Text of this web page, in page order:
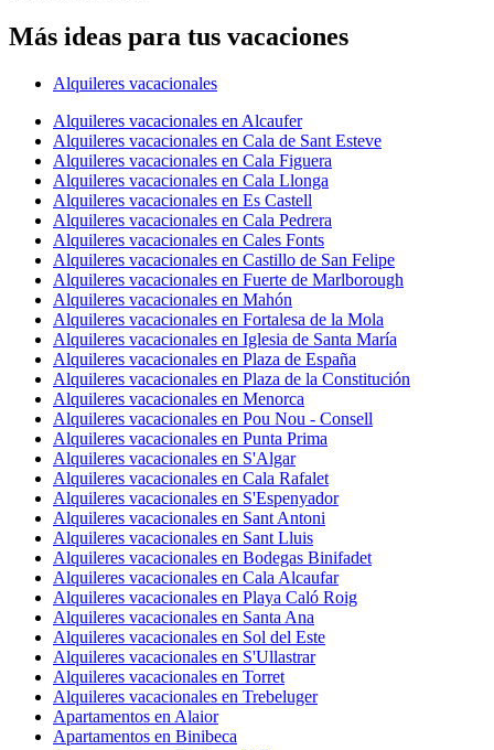
Más ideas para tus vacaciones
Alquileres vacacionales
Alquileres vacacionales en Alcaufer
Alquileres vacacionales en Cala de Sant Esteve
Alquileres vacacionales en Cala Figuera
Alquileres vacacionales en Cala Llonga
Alquileres vacacionales en Es Castell
Alquileres vacacionales en Cala Pedrera
Alquileres vacacionales en Cales Fonts
Alquileres vacacionales en Castillo de San Felipe
Alquileres vacacionales en Fuerte de Marlborough
Alquileres vacacionales en Mahón
Alquileres vacacionales en Fortalesa de la Mola
Alquileres vacacionales en Iglesia de Santa María
Alquileres vacacionales en Plaza de España
Alquileres vacacionales en Plaza de la Constitución
Alquileres vacacionales en Menorca
Alquileres vacacionales en Pou Nou - Consell
Alquileres vacacionales en Punta Prima
Alquileres vacacionales en S'Algar
Alquileres vacacionales en Cala Rafalet
Alquileres vacacionales en S'Espenyador
Alquileres vacacionales en Sant Antoni
Alquileres vacacionales en Sant Lluis
Alquileres vacacionales en Bodegas Binifadet
Alquileres vacacionales en Cala Alcaufar
Alquileres vacacionales en Playa Caló Roig
Alquileres vacacionales en Santa Ana
Alquileres vacacionales en Sol del Este
Alquileres vacacionales en S'Ullastrar
Alquileres vacacionales en Torret
Alquileres vacacionales en Trebeluger
Apartamentos en Alaior
Apartamentos en Binibeca